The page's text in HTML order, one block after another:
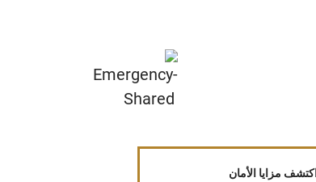
اكتشف مزايا الأمان